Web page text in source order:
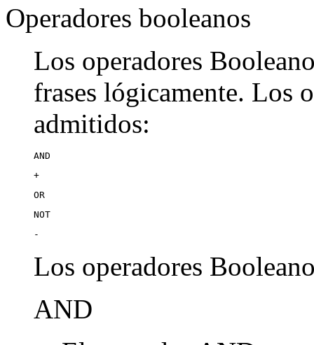
Operadores booleanos
Los operadores
frases lógicamente. Los
admitidos:
AND
+
OR
NOT
-
Los operadores
AND